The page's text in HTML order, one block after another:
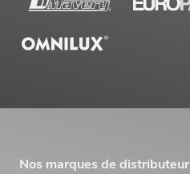
Nos marques de distributeur